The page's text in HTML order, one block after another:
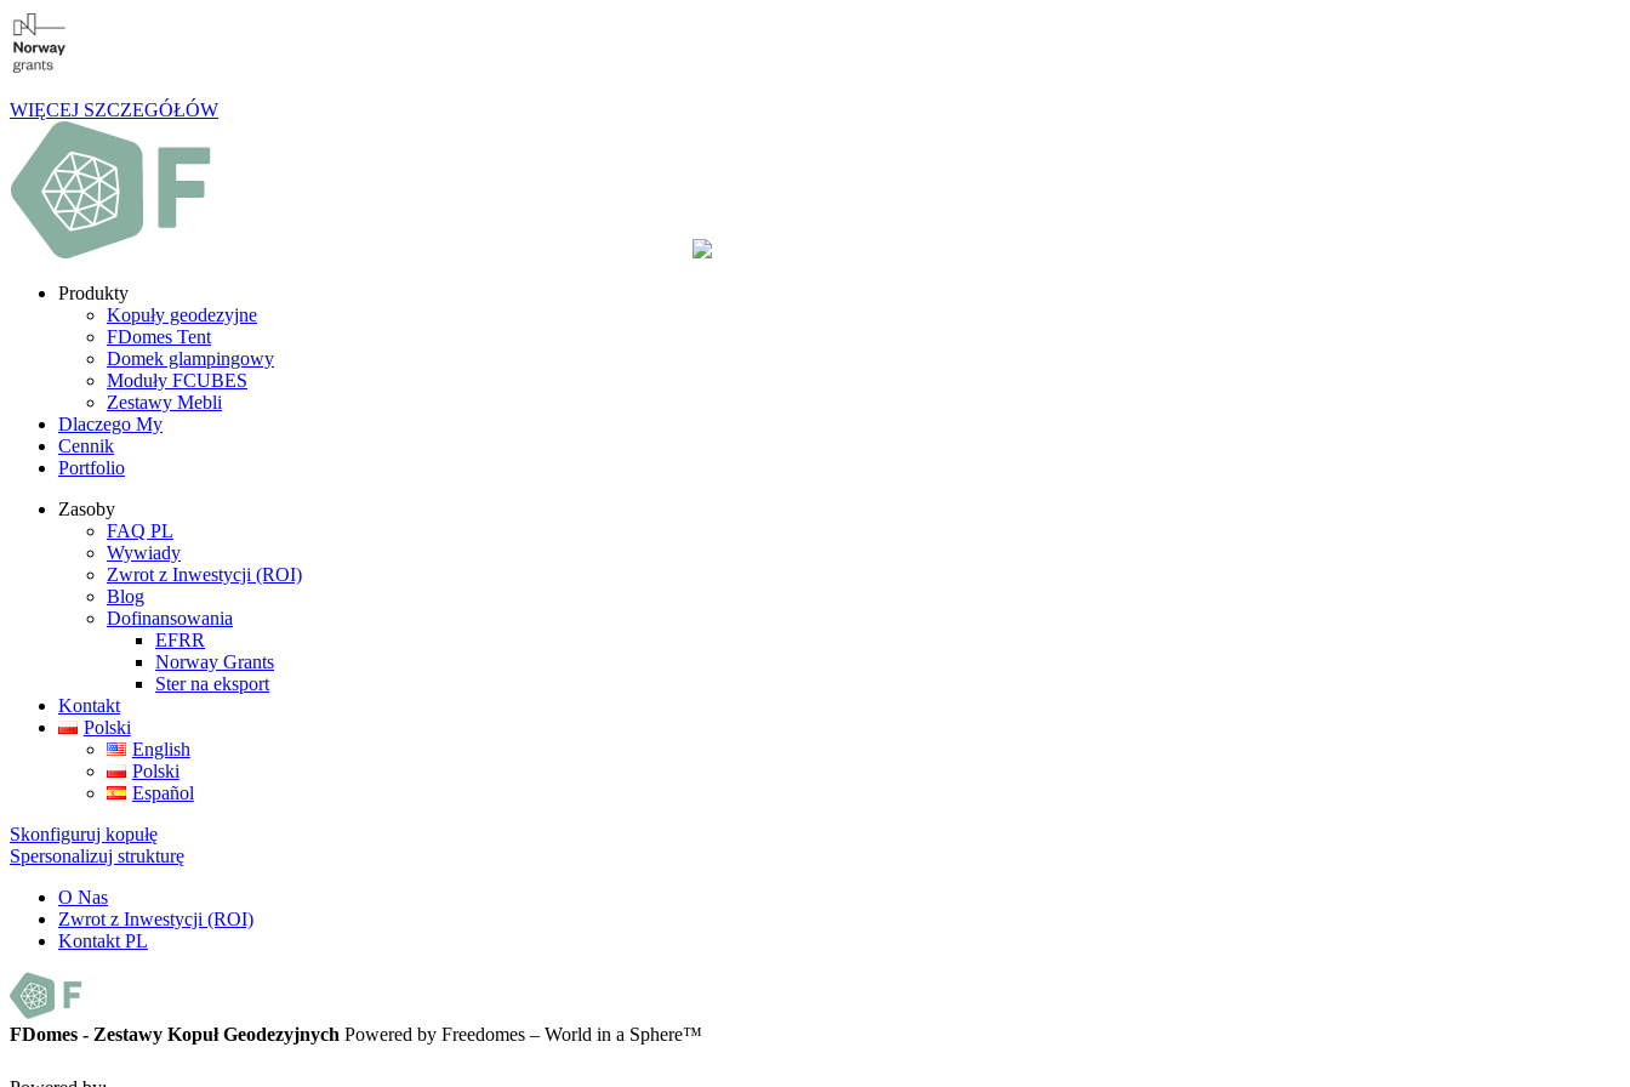
WIĘCEJ SZCZEGÓŁÓW
Produkty
Kopuły geodezyjne
FDomes Tent
Domek glampingowy
Moduły FCUBES
Zestawy Mebli
Dlaczego My
Cennik
Portfolio
Zasoby
FAQ PL
Wywiady
Zwrot z Inwestycji (ROI)
Blog
Dofinansowania
EFRR
Norway Grants
Ster na eksport
Kontakt
Polski
English
Polski
Español
Skonfiguruj kopułę
Spersonalizuj strukturę
O Nas
Zwrot z Inwestycji (ROI)
Kontakt PL
FDomes - Zestawy Kopuł Geodezyjnych Powered by Freedomes – World in a Sphere™